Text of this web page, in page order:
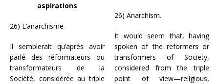
aspirations
26) L’anarchisme
Il semblerait qu’après avoir
parlé des réformateurs ou
transformateurs de la
Société, considérée au triple
26) Anarchism.
It would seem that, having
spoken of the reformers or
transformers of Society,
considered from the triple
point of view—religious,